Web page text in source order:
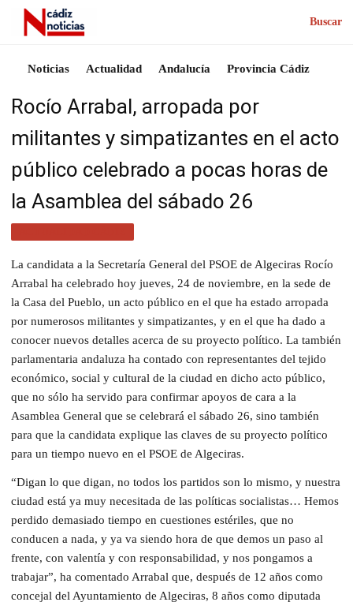
Buscar
Noticias Actualidad Andalucía Provincia Cádiz
Rocío Arrabal, arropada por
militantes y simpatizantes en el acto
público celebrado a pocas horas de
la Asamblea del sábado 26
La candidata a la Secretaría General del PSOE de Algeciras Rocío
Arrabal ha celebrado hoy jueves, 24 de noviembre, en la sede de
la Casa del Pueblo, un acto público en el que ha estado arropada
por numerosos militantes y simpatizantes, y en el que ha dado a
conocer nuevos detalles acerca de su proyecto político. La también
parlamentaria andaluza ha contado con representantes del tejido
económico, social y cultural de la ciudad en dicho acto público,
que no sólo ha servido para confirmar apoyos de cara a la
Asamblea General que se celebrará el sábado 26, sino también
para que la candidata explique las claves de su proyecto político
para un tiempo nuevo en el PSOE de Algeciras.
“Digan lo que digan, no todos los partidos son lo mismo, y nuestra
ciudad está ya muy necesitada de las políticas socialistas… Hemos
perdido demasiado tiempo en cuestiones estériles, que no
conducen a nada, y ya va siendo hora de que demos un paso al
frente, con valentía y con responsabilidad, y nos pongamos a
trabajar”, ha comentado Arrabal que, después de 12 años como
concejal del Ayuntamiento de Algeciras, 8 años como diputada